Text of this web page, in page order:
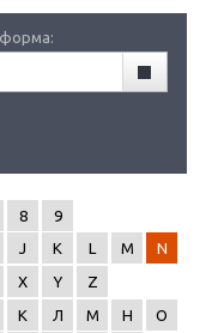
8
9
J K L M
N
X Y
Z
К Л М Н
О